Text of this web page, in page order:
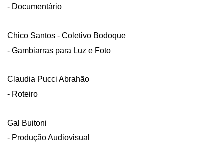
- Documentário
Chico Santos - Coletivo Bodoque
- Gambiarras para Luz e Foto
Claudia Pucci Abrahão
- Roteiro
Gal Buitoni
- Produção Audiovisual